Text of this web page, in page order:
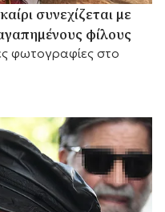
συνεχίζεται με
φίλους
φωτογραφίες στο